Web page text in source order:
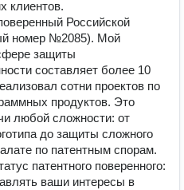
клиентов.
Российской
номер №2085). Мой
защиты
составляет более 10
сотни проектов по
продуктов. Это
любой сложности: от
до защиты сложного
по патентным спорам.
патентного поверенного:
ваши интересы в